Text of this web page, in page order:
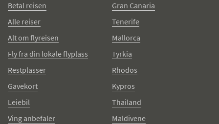
Betal reisen
Alle reiser
Alt om flyreisen
Fly fra din lokale flyplass
Restplasser
Gavekort
Leiebil
Ving anbefaler
Gran Canaria
Tenerife
Mallorca
Tyrkia
Rhodos
Kypros
Thailand
Maldivene